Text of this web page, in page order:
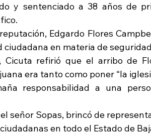
y sentenciado a 38 años de
Edgardo Flores
ciudadana en materia de
Cicuta refirió que el arribo de
era tanto como poner “la
responsabilidad a una
señor Sopas, brincó de
en todo el Estado de